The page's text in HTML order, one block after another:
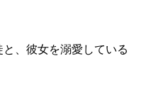
、彼女を溺愛している